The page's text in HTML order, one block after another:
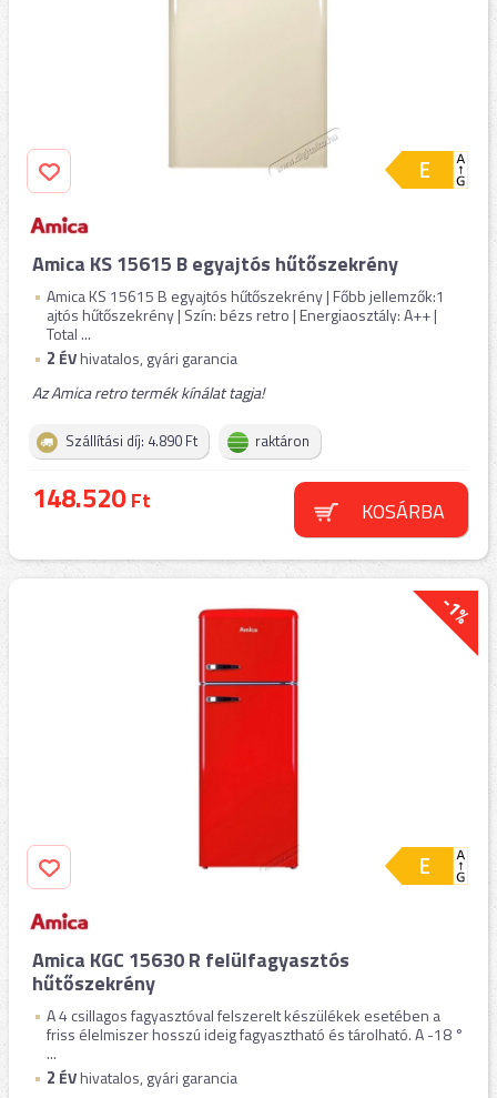
Amica KS 15615 B egyajtós hűtőszekrény
Amica KS 15615 B egyajtós hűtőszekrény | Főbb jellemzők:1
ajtós hűtőszekrény | Szín: bézs retro | Energiaosztály: A++ |
Total ...
2 ÉVhivatalos, gyári garancia
Az Amica retro termék kínálat tagja!
Szállítási díj: 4.890 Ft raktáron
148.520Ft KOSÁRBA
-1%
Amica KGC 15630 R felülfagyasztós
hűtőszekrény
A 4 csillagos fagyasztóval felszerelt készülékek esetében a
friss élelmiszer hosszú ideig fagyasztható és tárolható. A -18 °
...
2 ÉVhivatalos, gyári garancia